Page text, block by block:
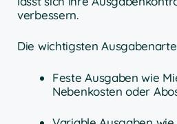
verbessern.
Die wichtigsten
Feste Ausgaben wie
Nebenkosten oder